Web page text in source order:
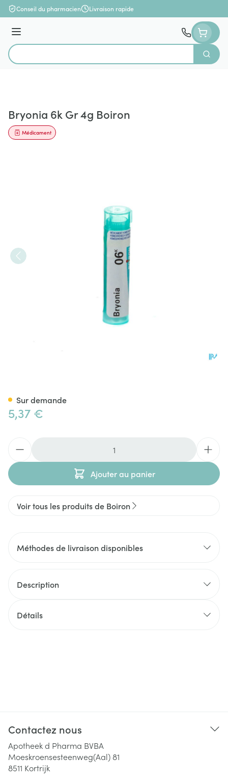
Aller au contenu
Conseil du pharmacien Livraison rapide
Menu
Rechercher
Bryonia 6k Gr 4g Boiron
Médicament
5,37 €
Ajouter au panier
Sur demande
Voir tous les produits de Boiron
Méthodes de livraison disponibles
Description
Détails
Contactez nous
Apotheek d Pharma BVBA
Moeskroensesteenweg(Aal) 81
8511 Kortrijk